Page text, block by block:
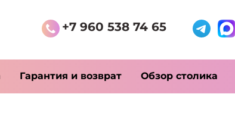
+7 960 538 74 65
Гарантия и возврат Обзор столика